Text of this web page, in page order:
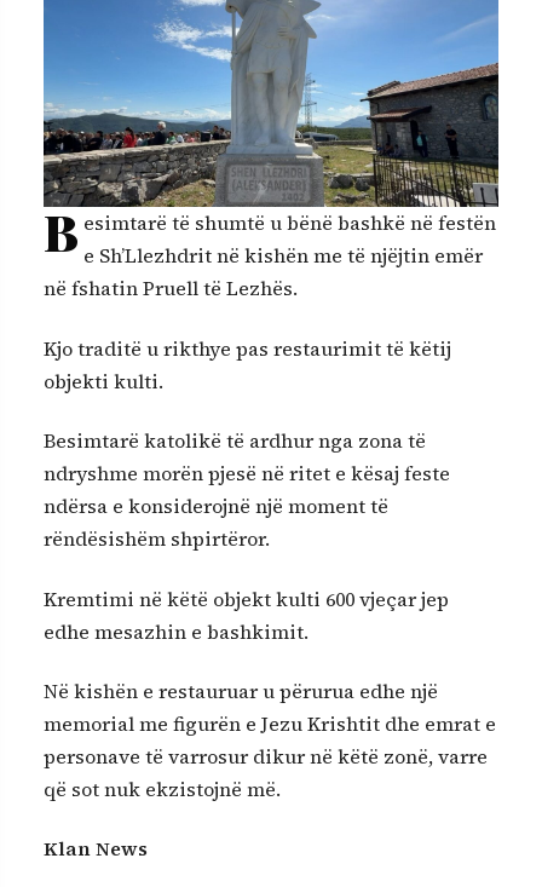
B esimtarë të shumtë u bënë bashkë në festën
e Sh’Llezhdrit në kishën me të njëjtin emër
në fshatin Pruell të Lezhës.
Kjo traditë u rikthye pas restaurimit të këtij
objekti kulti.
Besimtarë katolikë të ardhur nga zona të
ndryshme morën pjesë në ritet e kësaj feste
ndërsa e konsiderojnë një moment të
rëndësishëm shpirtëror.
Kremtimi në këtë objekt kulti 600 vjeçar jep
edhe mesazhin e bashkimit.
Në kishën e restauruar u përurua edhe një
memorial me figurën e Jezu Krishtit dhe emrat e
personave të varrosur dikur në këtë zonë, varre
që sot nuk ekzistojnë më.
Klan News